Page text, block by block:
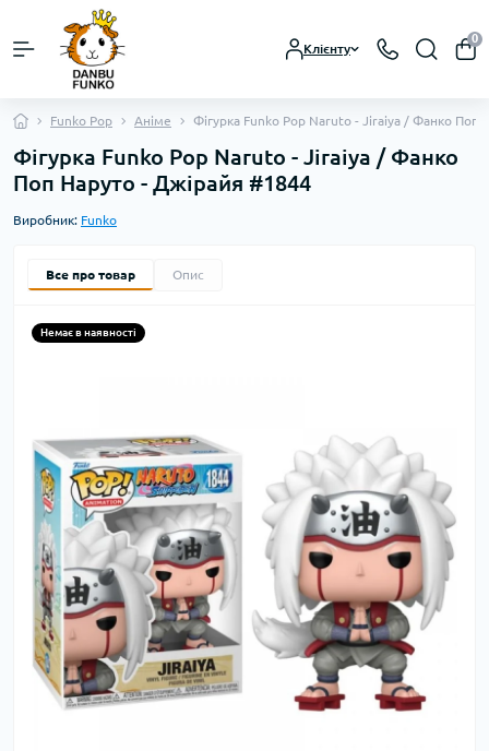
Клієнту
0
Funko Pop Аніме Фігурка Funko Pop Naruto - Jiraiya / Фанко Поп
Фігурка Funko Pop Naruto - Jiraiya / Фанко
Поп Наруто - Джірайя #1844
Виробник: Funko
Все про товар Опис
Немає в наявності